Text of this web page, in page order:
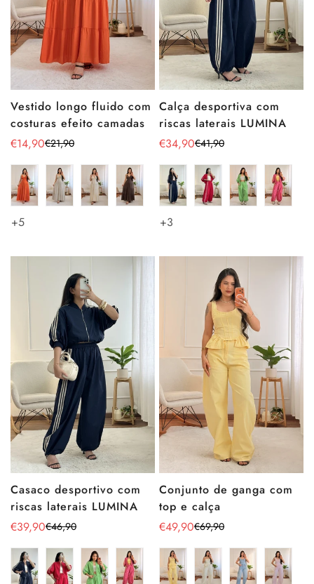
Vestido longo fluido com
costuras efeito camadas
Preço
de
venda
€14,90
Preço
regular
€21,90
+5
Calça desportiva com
riscas laterais LUMINA
Preço
de
venda
€34,90
Preço
regular
€41,90
+3
Casaco desportivo com
riscas laterais LUMINA
Preço
de
venda
€39,90
Preço
regular
€46,90
Conjunto de ganga com
top e calça
Preço
de
venda
€49,90
Preço
regular
€69,90